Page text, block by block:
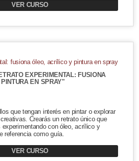
VER CURSO
EXPERIMENTAL: FUSIONA
EN SPRAY"
que tengan interés en pintar o explorar
Crearás un retrato único que
con óleo, acrílico y
referencia como guía.
VER CURSO